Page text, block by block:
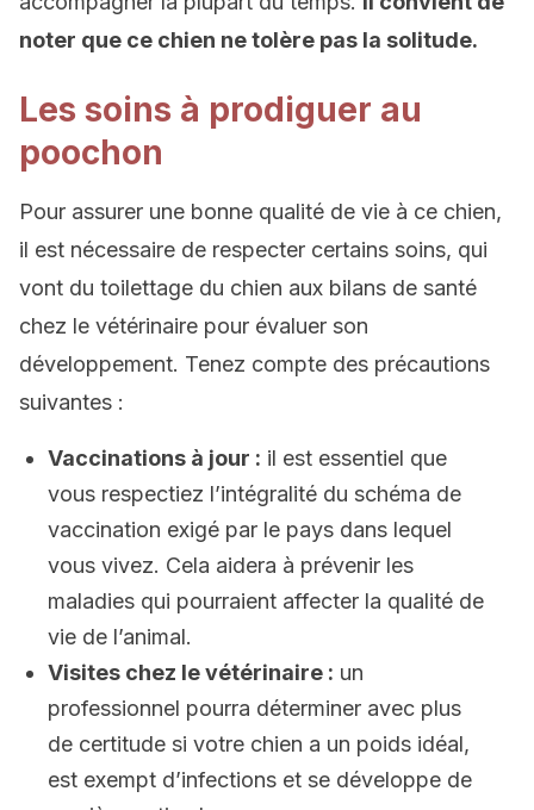
noter que ce chien ne tolère pas la solitude.
Les soins à prodiguer au
poochon
Pour assurer une bonne qualité de vie à ce chien,
il est nécessaire de respecter certains soins, qui
vont du toilettage du chien aux bilans de santé
chez le vétérinaire pour évaluer son
développement. Tenez compte des précautions
suivantes :
Vaccinations à jour : il est essentiel que
vous respectiez l’intégralité du schéma de
vaccination exigé par le pays dans lequel
vous vivez. Cela aidera à prévenir les
maladies qui pourraient affecter la qualité de
vie de l’animal.
Visites chez le vétérinaire : un
professionnel pourra déterminer avec plus
de certitude si votre chien a un poids idéal,
est exempt d’infections et se développe de